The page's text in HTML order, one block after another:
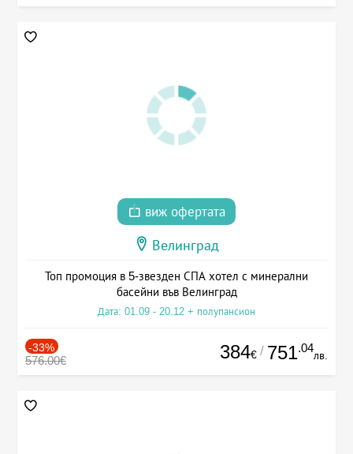
виж офертата
Велинград
Топ промоция в 5-звезден СПА хотел с минерални
басейни във Велинград
Дата: 01.09 - 20.12 + полупансион
-33%
576.00€ 384€ / 751.04
лв.